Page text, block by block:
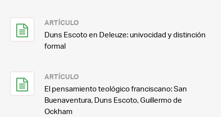
ARTÍCULO
Duns Escoto en Deleuze: univocidad y distinción
formal
ARTÍCULO
El pensamiento teológico franciscano: San
Buenaventura, Duns Escoto, Guillermo de
Ockham